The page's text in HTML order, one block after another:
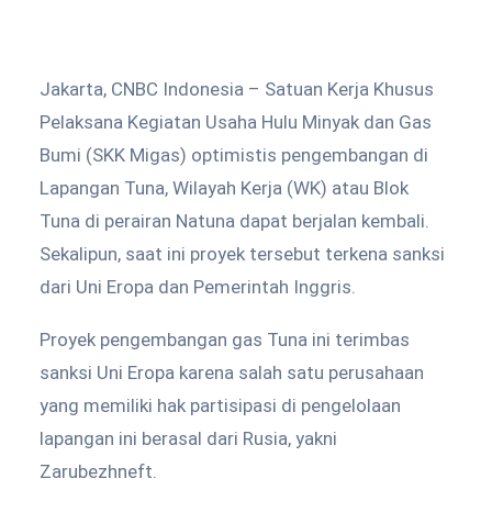
Jakarta, CNBC Indonesia – Satuan Kerja Khusus
Pelaksana Kegiatan Usaha Hulu Minyak dan Gas
Bumi (SKK Migas) optimistis pengembangan di
Lapangan Tuna, Wilayah Kerja (WK) atau Blok
Tuna di perairan Natuna dapat berjalan kembali.
Sekalipun, saat ini proyek tersebut terkena sanksi
dari Uni Eropa dan Pemerintah Inggris.
Proyek pengembangan gas Tuna ini terimbas
sanksi Uni Eropa karena salah satu perusahaan
yang memiliki hak partisipasi di pengelolaan
lapangan ini berasal dari Rusia, yakni
Zarubezhneft.